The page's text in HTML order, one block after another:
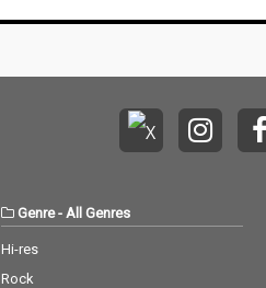
Genre- All Genres
Hi-res
Rock